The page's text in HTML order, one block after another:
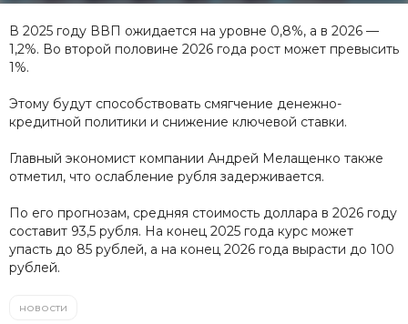
В 2025 году ВВП ожидается на уровне 0,8%, а в 2026 —
1,2%. Во второй половине 2026 года рост может превысить
1%.
Этому будут способствовать смягчение денежно-
кредитной политики и снижение ключевой ставки.
Главный экономист компании Андрей Мелащенко также
отметил, что ослабление рубля задерживается.
По его прогнозам, средняя стоимость доллара в 2026 году
составит 93,5 рубля. На конец 2025 года курс может
упасть до 85 рублей, а на конец 2026 года вырасти до 100
рублей.
новости